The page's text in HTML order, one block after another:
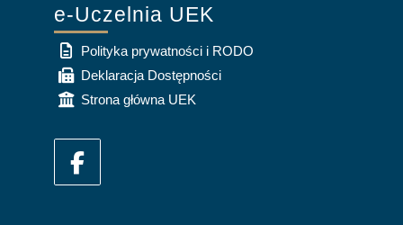
e-Uczelnia UEK
Polityka prywatności i RODO
Deklaracja Dostępności
Strona główna UEK